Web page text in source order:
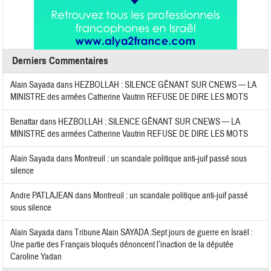
Derniers Commentaires
Alain Sayadadans HEZBOLLAH : SILENCE GÊNANT SUR CNEWS — LA
MINISTRE des armées Catherine Vautrin REFUSE DE DIRE LES MOTS
Benattardans HEZBOLLAH : SILENCE GÊNANT SUR CNEWS — LA
MINISTRE des armées Catherine Vautrin REFUSE DE DIRE LES MOTS
Alain Sayadadans Montreuil : un scandale politique anti-juif passé sous
silence
Andre PATLAJEAN dans Montreuil : un scandale politique anti-juif passé
sous silence
Alain SayadadansTribune Alain SAYADA :Sept jours de guerre en Israël :
Une partie des Français bloqués dénoncent l’inaction de la députée
Caroline Yadan